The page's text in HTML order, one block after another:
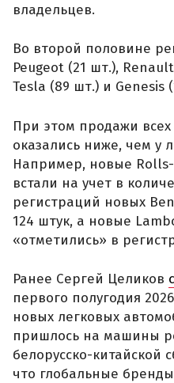
владельцев.
Во второй половине
Peugeot (21 шт.),
Tesla (89 шт.) и Genesis
При этом продажи
оказались ниже, чем у
Например, новые Rolls-
встали на учет в
регистраций новых
124 штук, а новые
«отметились» в
Ранее Сергей Целиков
первого полугодия
новых легковых
пришлось на машины
белорусско-китайской
что глобальные